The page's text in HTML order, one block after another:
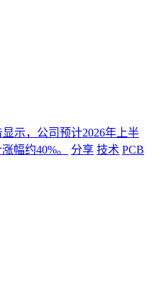
示，公司预计2026年上半
幅约40%。 分享 技术 PCB